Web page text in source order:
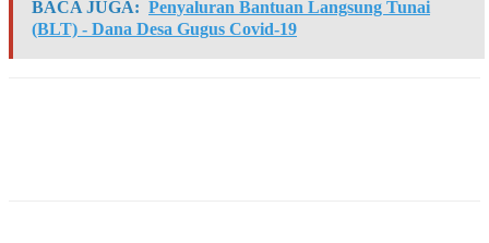
BACA JUGA: Penyaluran Bantuan Langsung Tunai
(BLT) - Dana Desa Gugus Covid-19